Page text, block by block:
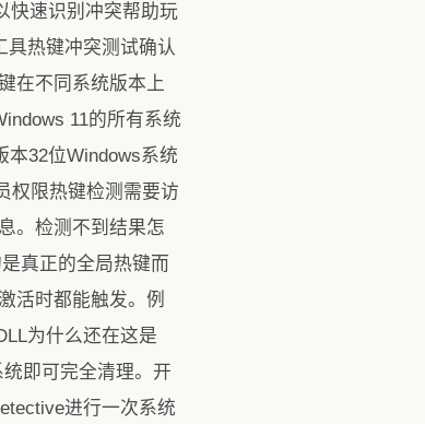
快速识别冲突帮助玩
热键冲突测试确认
在不同系统版本上
11的所有系统
本32位Windows系统
权限热键检测需要访
。检测不到结果怎
真正的全局热键而
活时都能触发。例
为什么还在这是
即可完全清理。开
进行一次系统